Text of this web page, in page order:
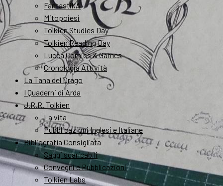
FantastikA
Mitopoiesi
Tolkien Studies Day
Tolkien Reading Day
Lucca Comics & Games
Cronologia Attività
La Tana del Drago
I Quaderni di Arda
J.R.R. Tolkien
La vita
Pubblicazioni Inglesi e Italiane
Bibliografia Consigliata
Saggi scaricabili
Convegni e Pubblicazioni
Tolkien Labs